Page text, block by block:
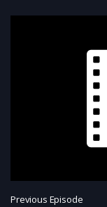
Previous Episode